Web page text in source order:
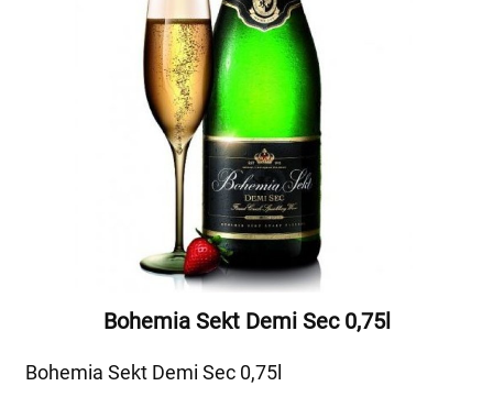
Bohemia Sekt Demi Sec 0,75l
Bohemia Sekt Demi Sec 0,75l